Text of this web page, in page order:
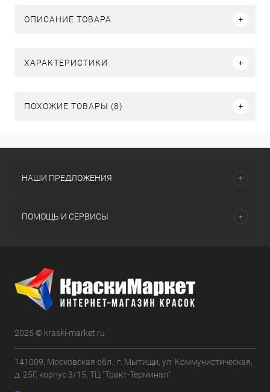
ОПИСАНИЕ ТОВАРА
ХАРАКТЕРИСТИКИ
ПОХОЖИЕ ТОВАРЫ (8)
НАШИ ПРЕДЛОЖЕНИЯ
ПОМОЩЬ И СЕРВИСЫ
2025 © kraski-market.ru
141009, Московская обл., г. Мытищи, ул. Коммунистическая,
д. 25Г, корпус 3/15, ТЦ "Тракт-Терминал"